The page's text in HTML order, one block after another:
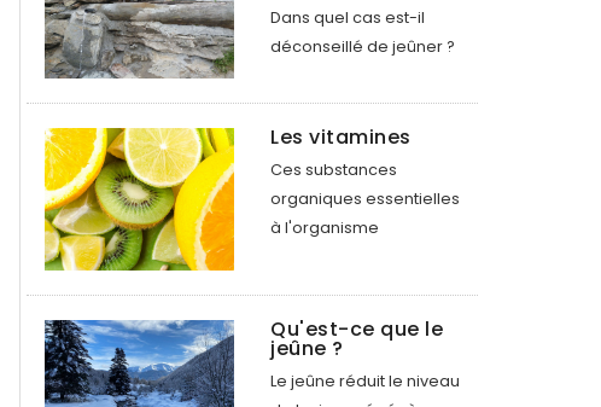
Dans quel cas est-il
déconseillé de jeûner ?
Les vitamines
Ces substances
organiques essentielles
à l'organisme
Qu'est-ce que le
jeûne ?
Le jeûne réduit le niveau